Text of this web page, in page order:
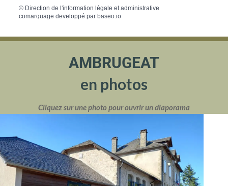
© Direction de l'information légale et administrative
comarquage developpé parbaseo.io
AMBRUGEAT
en photos
Cliquez sur une photo pour ouvrir un diaporama